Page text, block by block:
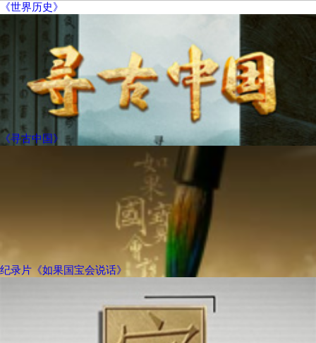
《世界历史》
《寻古中国》
纪录片《如果国宝会说话》